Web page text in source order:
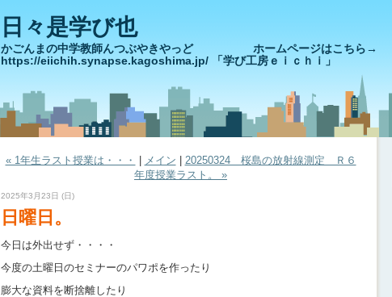
日々是学び也
かごんまの中学教師んつぶやきやっど ホームページはこちら→
https://eiichih.synapse.kagoshima.jp/ 「学び工房ｅｉｃｈｉ」
« 1年生ラスト授業は・・・ メイン
20250324 桜島の放射線測定 Ｒ６
年度授業ラスト。 »
2025年3月23日 (日)
日曜日。
今日は外出せず・・・・
今度の土曜日のセミナーのパワポを作ったり
膨大な資料を断捨離したり